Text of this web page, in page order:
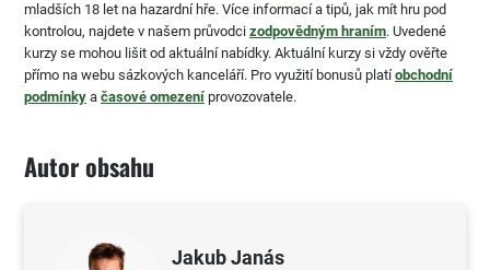
mladších 18 let na hazardní hře. Více informací a tipů, jak mít hru pod
kontrolou, najdete v našem průvodci zodpovědným hraním. Uvedené
kurzy se mohou lišit od aktuální nabídky. Aktuální kurzy si vždy ověřte
přímo na webu sázkových kanceláří. Pro využití bonusů platíobchodní
podmínky a časové omezení provozovatele.
Autor obsahu
Jakub Janás